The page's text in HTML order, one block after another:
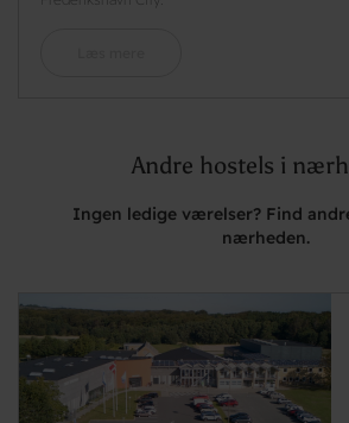
Andre hostels i
Ingen ledige værelser? Find
nærheden.